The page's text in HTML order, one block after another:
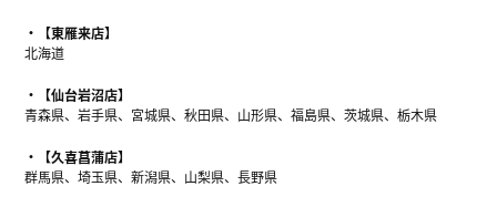
【東雁来店】
北海道
【仙台岩沼店】
青森県、岩手県、宮城県、秋田県、山形県、福島県、茨城県、栃木県
【久喜菖蒲店】
群馬県、埼玉県、新潟県、山梨県、長野県